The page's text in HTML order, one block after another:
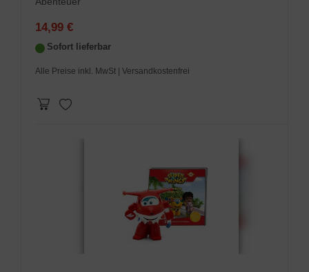
14,99 €
Sofort lieferbar
Alle Preise inkl. MwSt | Versandkostenfrei